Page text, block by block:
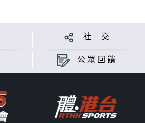
社 交
公眾回饋